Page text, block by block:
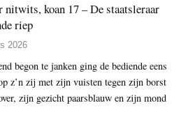
nitwits, koan 17 – De staatsleraar
riep
2026
begon te janken ging de bediende eens
z’n zij met zijn vuisten tegen zijn borst
zijn gezicht paarsblauw en zijn mond